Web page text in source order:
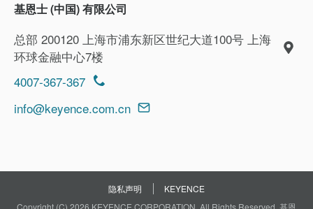
基恩士 (中国) 有限公司
总部 200120 上海市浦东新区世纪大道100号 上海
环球金融中心7楼
4007-367-367
info@keyence.com.cn
隐私声明
KEYENCE
Copyright (C) 2026 KEYENCE CORPORATION. All Rights Reserved. 基恩